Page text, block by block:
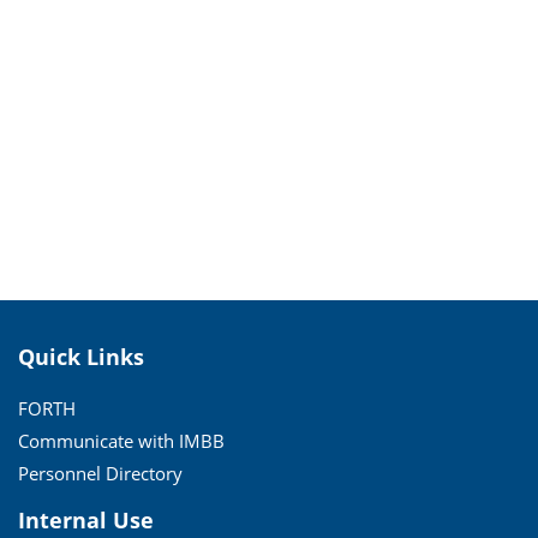
Quick Links
FORTH
Communicate with IMBB
Personnel Directory
Internal Use